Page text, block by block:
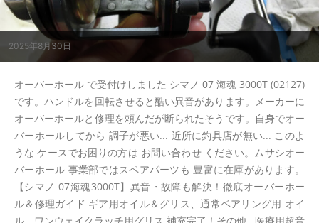
2025年8月30日
オーバーホール で受付けしました シマノ 07 海魂 3000T (02127)
です。ハンドルを回転させると酷い異音があります。メーカーに
オーバーホールと修理を頼んだが断られたそうです。自身でオー
バーホールしてから 調子が悪い... 近所に釣具店が無い... このよ
うな ケースでお困りの方は お問い合わせ ください。ムサシオー
バーホール 事業部ではスペアパーツも 豊富に在庫があります。
【シマノ 07海魂3000T】異音・故障も解決！徹底オーバーホー
ル＆修理ガイド ギア用オイル＆グリス、通常ベアリング用 オイ